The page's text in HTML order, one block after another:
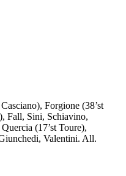
Forgione (38’st
Fall, Sini, Schiavino,
(17’st Toure),
Valentini. All.